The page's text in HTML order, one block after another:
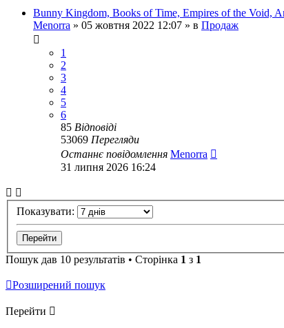
Bunny Kingdom, Books of Time, Empires of the Void,
Menorra » 05 жовтня 2022 12:07 » в Продаж
1
2
3
4
5
6
85 Відповіді
53069 Перегляди
Останнє повідомлення Menorra
31 липня 2026 16:24
Показувати:
Пошук дав 10 результатів • Сторінка 1 з 1
Розширений пошук
Перейти